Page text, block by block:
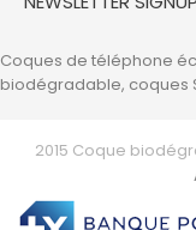
Coques de téléphone
biodégradable, coques
2015 Coque